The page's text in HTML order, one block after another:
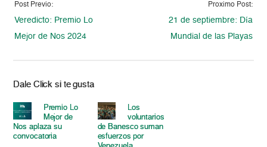
Post Previo:
Veredicto: Premio Lo
Mejor de Nos 2024
Proximo Post:
21 de septiembre: Día
Mundial de las Playas
Dale Click si te gusta
Premio Lo
Mejor de
Nos aplaza su
convocatoria
Los
voluntarios
de Banesco suman
esfuerzos por